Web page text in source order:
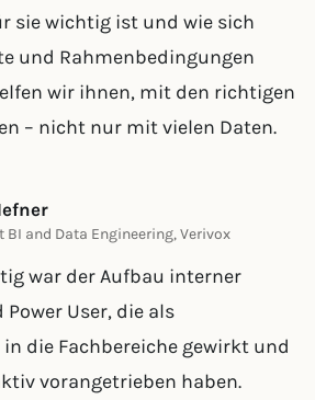
sie wichtig ist und wie sich
und Rahmenbedingungen
wir ihnen, mit den richtigen
– nicht nur mit vielen Daten.
BI and Data Engineering, Verivox
war der Aufbau interner
User, die als
die Fachbereiche gewirkt und
vorangetrieben haben.